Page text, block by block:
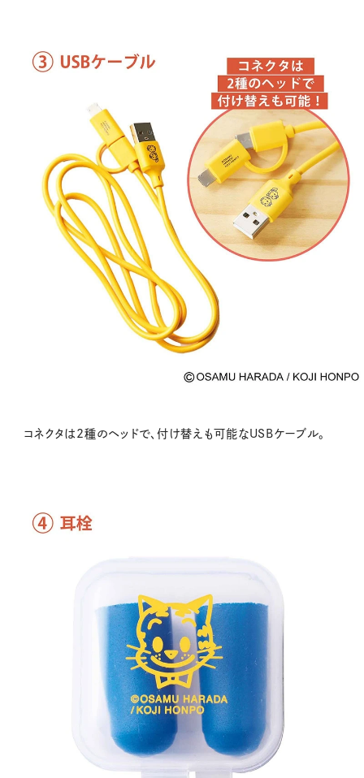
コネクタは2種のヘッドで、付け替えも可能なUSBケーブル。